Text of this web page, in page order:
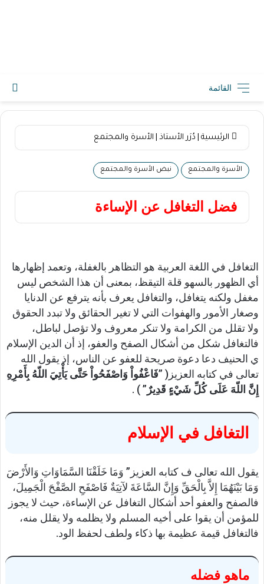
القائمة
الرئيسية دُرَر الأستاذ الأسرة والمجتمع
الأسرة والمجتمع نبض الأسرة والمجتمع
فضل التغافل عن الإساءة
التغافل في اللغة العربية هو التظاهر بالغفلة، وتعمد إظهارها
أي الظهور بالسهو قلة التيقظ، بمعنى أن هذا الشخص ليس
مغفل ولكنه يتغافل، والتغافل يعرف بأنه يترفع عن الدنايا
وصغار الأمور والهفوات التي لا تغير الحقائق ولا تبدد الحقوق
ولا تقلل من الكرامة ولا تنكر معروف ولا تؤصل لباطل،
فالتغافل شكل من أشكال الصفح والعفو، إذ أن الدين الإسلام
ي الحنيف دعا دعوة صريحة للعفو عن الناس، إذ يقول الله
تعالى في كتابه العزيز( ”فَاعْفُواْ وَاصْفَحُواْ حَتَّى يَأْتِيَ اللّهُ بِأَمْرِهِ
إِنَّ اللّهَ عَلَى كُلِّ شَيْءٍ قَدِيرٌ ” ) .
التغافل في الإسلام
يقول الله تعالى ف كتابه العزيز” وَمَا خَلَقْنَا السَّمَاوَاتِ وَالأَرْضَ
وَمَا بَيْنَهُمَا إِلاَّ بِالْحَقِّ وَإِنَّ السَّاعَةَ لآتِيَةٌ فَاصْفَحِ الصَّفْحَ الْجَمِيلَ،
فالصفح والعفو أحد أشكال التغافل عن الإساءة، حيث لا يجوز
للمؤمن أن يقوا على أخيه المسلم ولا يظلمه ولا يقلل منه،
فالتغافل قيمة عظيمة بها ذكاء ولطف لحفظ الود.
ماهو فضله